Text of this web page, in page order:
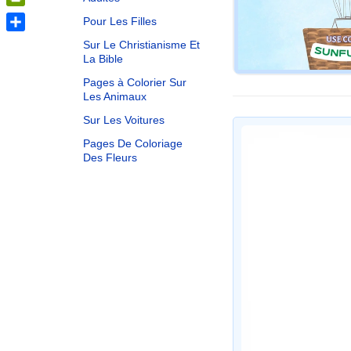
Pour Les Filles
Sur Le Christianisme Et
La Bible
Pages à Colorier Sur
Les Animaux
Sur Les Voitures
Pages De Coloriage
Des Fleurs
PrintFriendly